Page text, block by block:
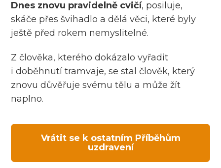
Dnes znovu pravidelně cvičí, posiluje,
skáče přes švihadlo a dělá věci, které byly
ještě před rokem nemyslitelné.
Z člověka, kterého dokázalo vyřadit
i doběhnutí tramvaje, se stal člověk, který
znovu důvěřuje svému tělu a může žít
naplno.
Vrátit se k ostatním Příběhům
uzdravení